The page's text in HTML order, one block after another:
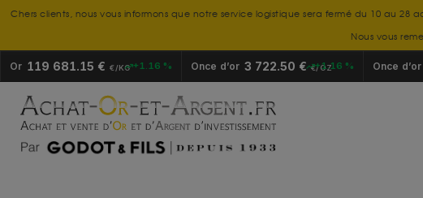
Chers clients, nous vous informons que notre service logistique sera fermé du 10 au
Nous vous
Or 119 681.15 € €/KG +1.16 % Once d’or 3 722.50 €€/OZ
+1.16 % Once